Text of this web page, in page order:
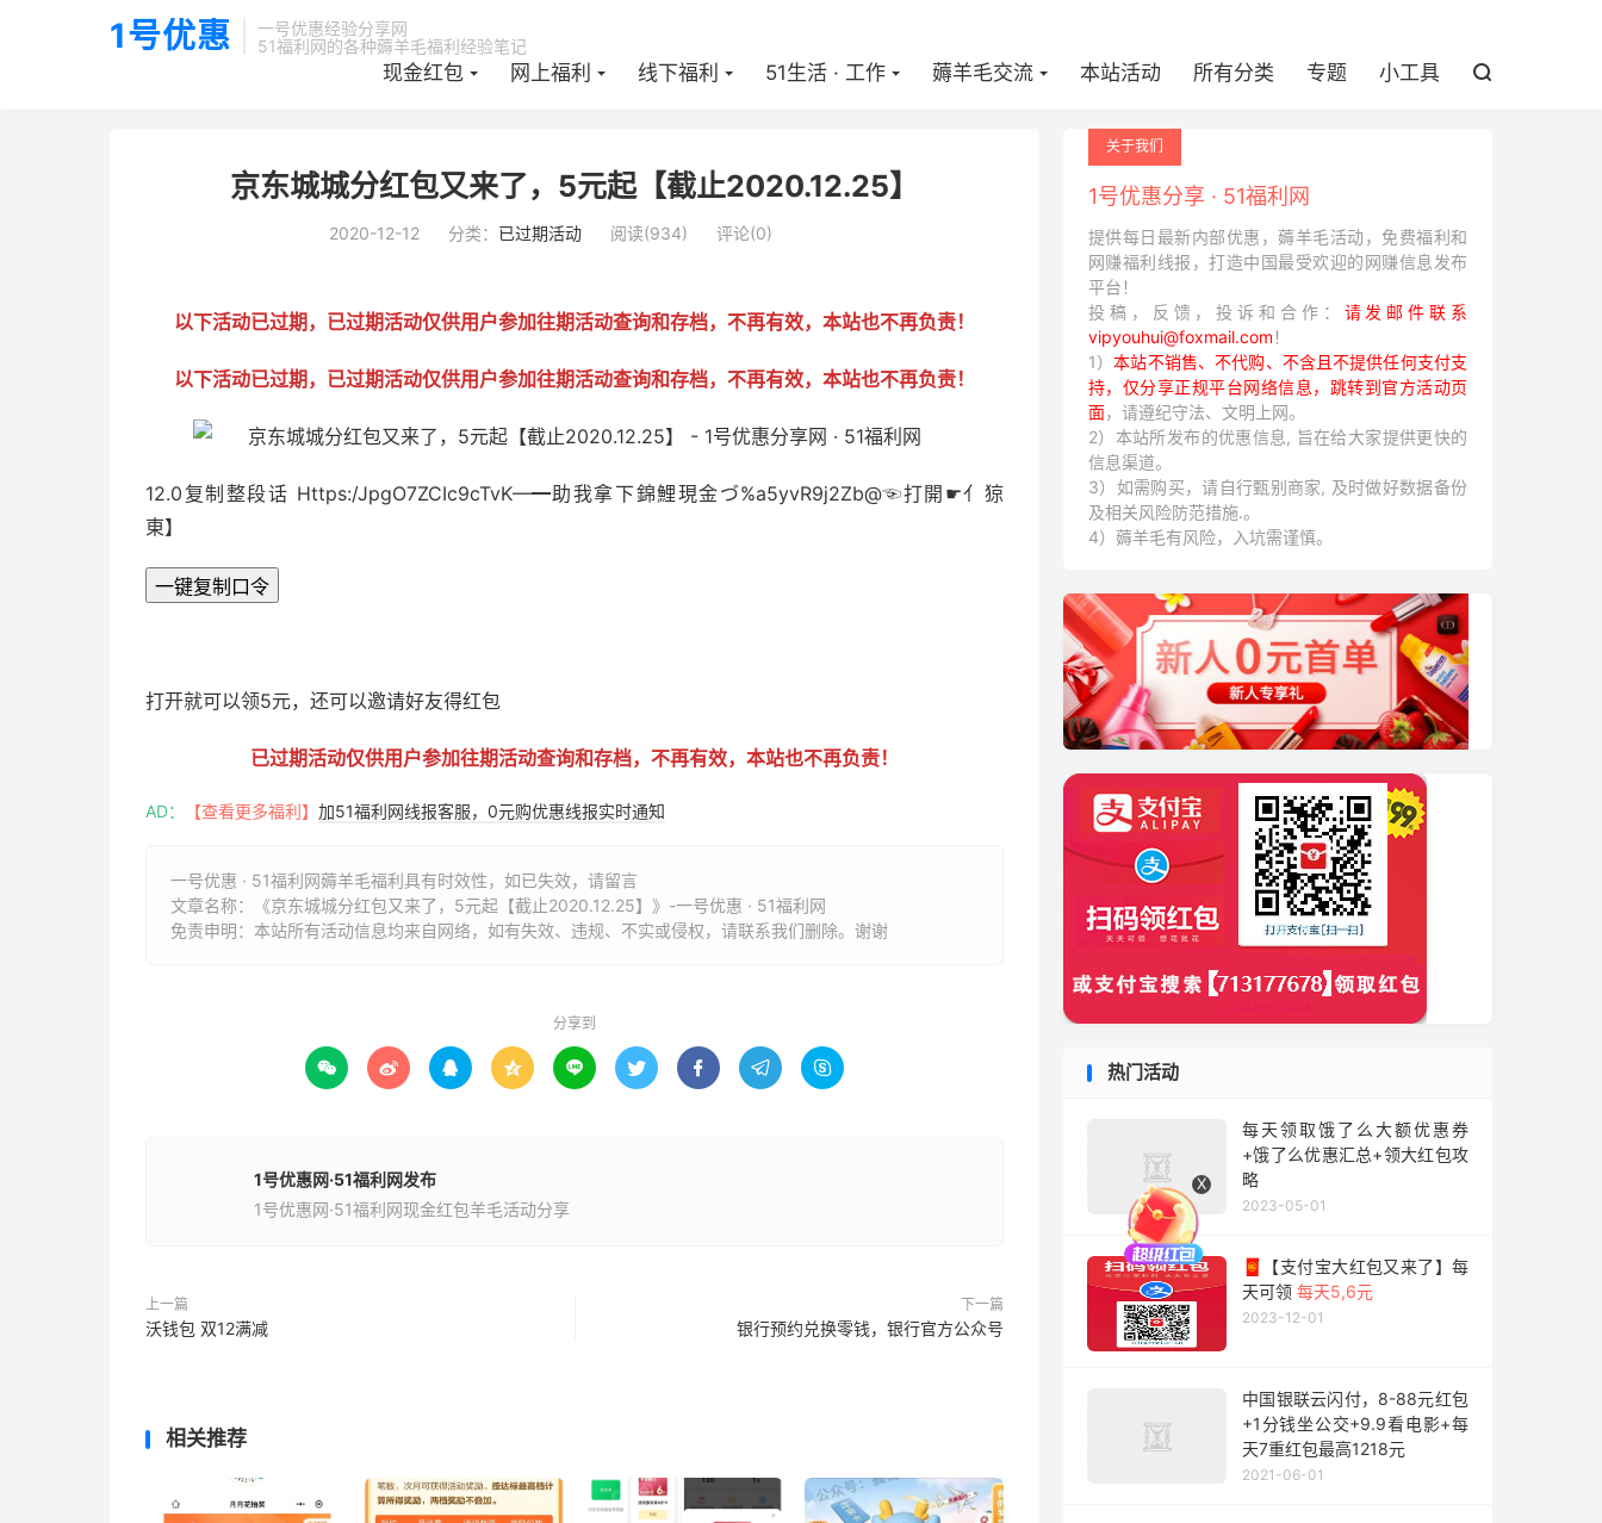
1号优惠
一号优惠经验分享网
51福利网的各种薅羊毛福利经验笔记
现金红包 网上福利 线下福利 51生活 · 工作 薅羊毛交流 本站活动 所有分类 专题 小工具 
已过期活动  正文
京东城城分红包又来了，5元起【截止2020.12.25】
2020-12-12 分类： 已过期活动 阅读(934) 评论(0)
以下活动已过期，已过期活动仅供用户参加往期活动查询和存档，不再有效，本站也不再负责！
以下活动已过期，已过期活动仅供用户参加往期活动查询和存档，不再有效，本站也不再负责！
12.0复制整段话 Https:/JpgO7ZCIc9cTvK—━助我拿下錦鯉現金づ%a5yvR9j2Zb@☜打開☛亻猄
東】
一键复制口令
打开就可以领5元，还可以邀请好友得红包
已过期活动仅供用户参加往期活动查询和存档，不再有效，本站也不再负责！
AD： 【查看更多福利】 加51福利网线报客服，0元购优惠线报实时通知
一号优惠 · 51福利网薅羊毛福利具有时效性，如已失效，请留言
文章名称：
《京东城城分红包又来了，5元起【截止2020.12.25】》-一号优惠 · 51福利网
免责申明：本站所有活动信息均来自网络，如有失效、违规、不实或侵权，请联系我们删除。谢谢
分享到
        
1号优惠网·51福利网发布
1号优惠网·51福利网现金红包羊毛活动分享
上一篇
沃钱包 双12满减
下一篇
银行预约兑换零钱，银行官方公众号
相关推荐
关于我们
1号优惠分享 · 51福利网
提供每日最新内部优惠，薅羊毛活动，免费福利和
网赚福利线报，打造中国最受欢迎的网赚信息发布
平台！
投稿，反馈，投诉和合作： 请发邮件联系
vipyouhui@foxmail.com！
1）本站不销售、不代购、不含且不提供任何支付支
持，仅分享正规平台网络信息，跳转到官方活动页
面，请遵纪守法、文明上网。
2）本站所发布的优惠信息, 旨在给大家提供更快的
信息渠道。
3）如需购买，请自行甄别商家, 及时做好数据备份
及相关风险防范措施.。
4）薅羊毛有风险，入坑需谨慎。
热门活动
每天领取饿了么大额优惠券
+饿了么优惠汇总+领大红包攻
略
2023-05-01
🧧【支付宝大红包又来了】每
天可领 每天5,6元
2023-12-01
中国银联云闪付，8-88元红包
+1分钱坐公交+9.9看电影+每
天7重红包最高1218元
2021-06-01
X